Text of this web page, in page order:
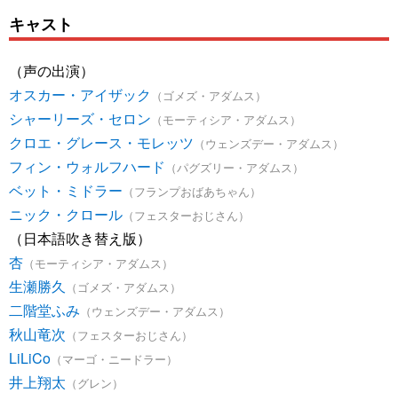
キャスト
（声の出演）
オスカー・アイザック （ゴメズ・アダムス）
シャーリーズ・セロン （モーティシア・アダムス）
クロエ・グレース・モレッツ （ウェンズデー・アダムス）
フィン・ウォルフハード （パグズリー・アダムス）
ベット・ミドラー （フランプおばあちゃん）
ニック・クロール （フェスターおじさん）
（日本語吹き替え版）
杏 （モーティシア・アダムス）
生瀬勝久 （ゴメズ・アダムス）
二階堂ふみ （ウェンズデー・アダムス）
秋山竜次 （フェスターおじさん）
LiLiCo （マーゴ・ニードラー）
井上翔太 （グレン）